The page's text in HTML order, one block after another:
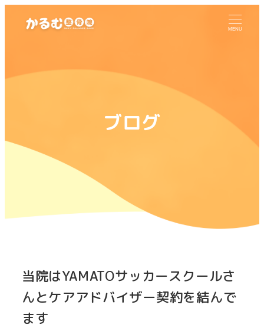
MENU
ブログ
当院はYAMATOサッカースクールさ
んとケアアドバイザー契約を結んで
ます